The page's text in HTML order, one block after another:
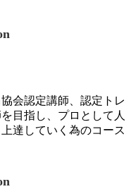
会認定講師、認定トレ
目指し、プロとして人
達していく為のコース